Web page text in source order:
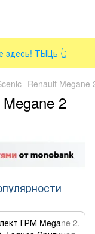
здесь! ТЫЦь 👆
Renault Megane
2